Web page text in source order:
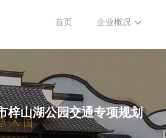
首页 企业概况
梓山湖公园交通专项规划